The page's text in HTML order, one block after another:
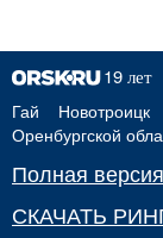
Гай Новотроицк
Оренбургской
Полная версия
СКАЧАТЬ